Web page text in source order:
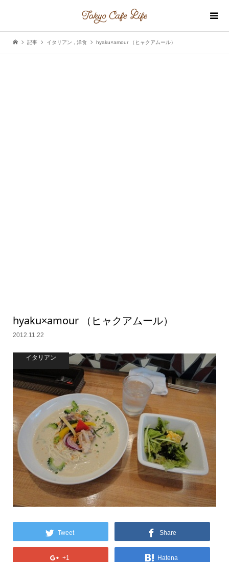
記事 イタリアン 洋食 hyaku×amour （ヒャクアムール）
hyaku×amour （ヒャクアムール）
2012.11.22
イタリアン
Tweet Share
+1 Hatena